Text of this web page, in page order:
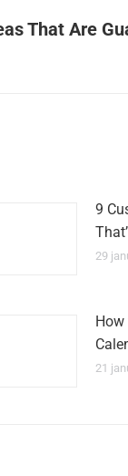
That Are
9
29
How
21